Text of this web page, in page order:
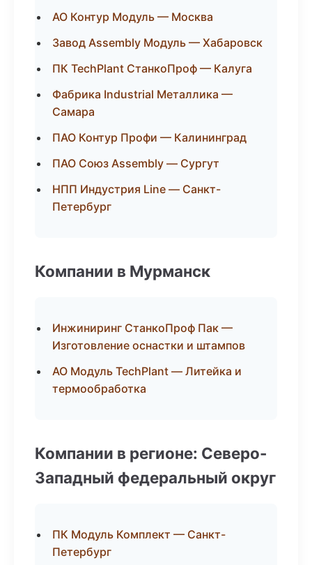
АО Контур Модуль — Москва
Завод Assembly Модуль — Хабаровск
ПК TechPlant СтанкоПроф — Калуга
Фабрика Industrial Металлика —
Самара
ПАО Контур Профи — Калининград
ПАО Союз Assembly — Сургут
НПП Индустрия Line — Санкт-
Петербург
Компании в Мурманск
Инжиниринг СтанкоПроф Пак —
Изготовление оснастки и штампов
АО Модуль TechPlant — Литейка и
термообработка
Компании в регионе: Северо-
Западный федеральный округ
ПК Модуль Комплект — Санкт-
Петербург